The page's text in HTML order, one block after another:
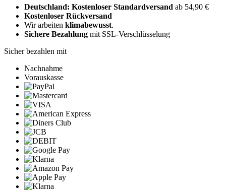
Deutschland: Kostenloser Standardversand ab 54,90 €
Kostenloser Rückversand
Wir arbeiten klimabewusst.
Sichere Bezahlung mit SSL-Verschlüsselung
Sicher bezahlen mit
Nachnahme
Vorauskasse